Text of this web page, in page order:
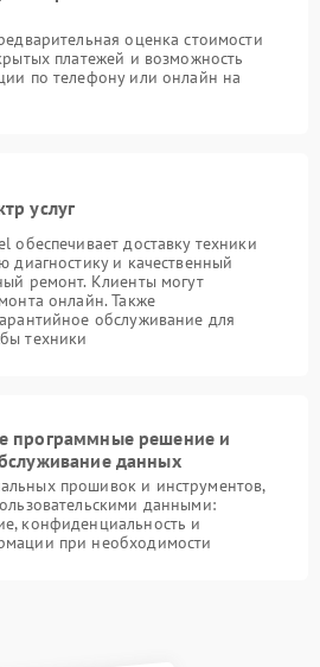
оценка стоимости
платежей и возможность
по телефону или онлайн на
услуг
обеспечивает доставку техники
диагностику и качественный
ремонт. Клиенты могут
онлайн. Также
обслуживание для
техники
программные решение и
данных
прошивок и инструментов,
данными:
конфиденциальность и
при необходимости